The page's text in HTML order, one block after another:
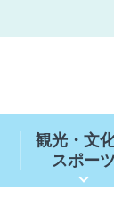
観光・文
スポーツ